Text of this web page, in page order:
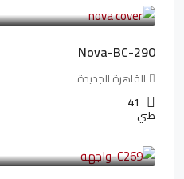
Nova-BC-290
القاهرة الجديدة
41
طبي
4,402,000LE